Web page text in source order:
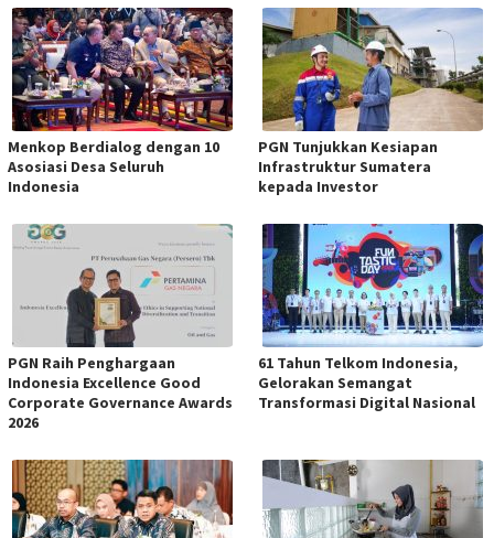
Menkop Berdialog dengan 10
Asosiasi Desa Seluruh
Indonesia
PGN Tunjukkan Kesiapan
Infrastruktur Sumatera
kepada Investor
PGN Raih Penghargaan
Indonesia Excellence Good
Corporate Governance Awards
2026
61 Tahun Telkom Indonesia,
Gelorakan Semangat
Transformasi Digital Nasional